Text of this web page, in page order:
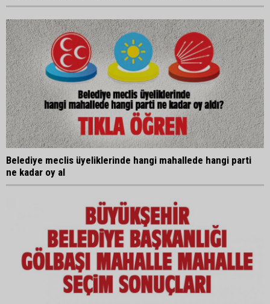
Belediye meclis üyeliklerinde hangi mahallede hangi parti
ne kadar oy al